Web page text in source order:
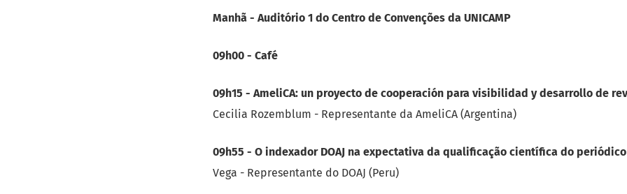
Manhã - Auditório 1 do Centro de Convenções da UNICAMP
09h00 - Café
09h15 - AmeliCA: un proyecto de cooperación para visibilidad y desarrollo de
Cecilia Rozemblum - Representante da AmeliCA (Argentina)
09h55 - O indexador DOAJ na expectativa da qualificação científica do
Vega - Representante do DOAJ (Peru)